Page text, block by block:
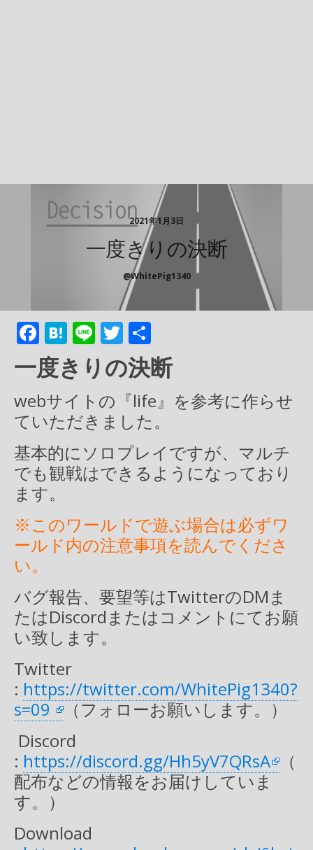
2021年1月3日
一度きりの決断
@WhitePig1340
F
ac
e
b
o
o
k
H
at
e
n
a
Li
n
e
T
w
itt
er
有
一度きりの決断
webサイトの『life』を参考に作らせ
ていただきました。
基本的にソロプレイですが、マルチ
でも観戦はできるようになっており
ます。
※このワールドで遊ぶ場合は必ずワ
ールド内の注意事項を読んでくださ
い。
バグ報告、要望等はTwitterのDMま
たはDiscordまたはコメントにてお願
い致します。
Twitter
: https://twitter.com/WhitePig1340?
s=09
（フォローお願いします。）
Discord
: https://discord.gg/Hh5yV7QRsA
（
配布などの情報をお届けしていま
す。）
Download